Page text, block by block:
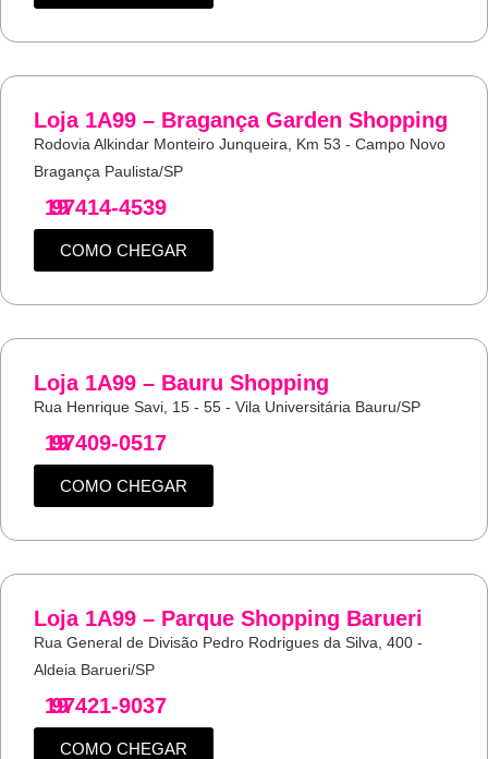
Loja 1A99 – Bragança Garden Shopping
Rodovia Alkindar Monteiro Junqueira, Km 53 - Campo Novo
Bragança Paulista/SP
19
97414-4539
COMO CHEGAR
Loja 1A99 – Bauru Shopping
Rua Henrique Savi, 15 - 55 - Vila Universitária Bauru/SP
19
97409-0517
COMO CHEGAR
Loja 1A99 – Parque Shopping Barueri
Rua General de Divisão Pedro Rodrigues da Silva, 400 -
Aldeia Barueri/SP
19
97421-9037
COMO CHEGAR